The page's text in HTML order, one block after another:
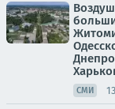
СМИ